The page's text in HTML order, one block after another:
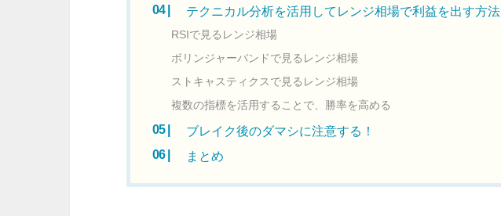
テクニカル分析を活用してレンジ相場で利益を出す方法
RSIで見るレンジ相場
ボリンジャーバンドで見るレンジ相場
ストキャスティクスで見るレンジ相場
複数の指標を活用することで、勝率を高める
ブレイク後のダマシに注意する！
まとめ